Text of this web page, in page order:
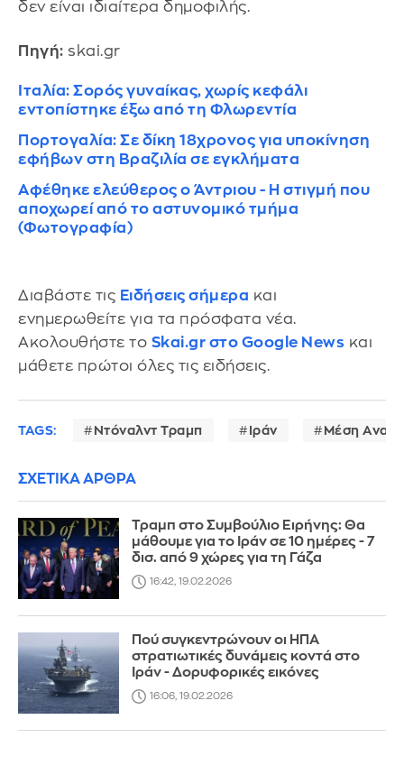
δεν είναι ιδιαίτερα δημοφιλής.
Πηγή: skai.gr
Ιταλία: Σορός γυναίκας, χωρίς κεφάλι
εντοπίστηκε έξω από τη Φλωρεντία
Πορτογαλία: Σε δίκη 18χρονος για υποκίνηση
εφήβων στη Βραζιλία σε εγκλήματα
Αφέθηκε ελεύθερος ο Άντριου - Η στιγμή που
αποχωρεί από το αστυνομικό τμήμα
(Φωτογραφία)
Διαβάστε τις Ειδήσεις σήμερα και
ενημερωθείτε για τα πρόσφατα νέα.
Ακολουθήστε το Skai.gr στο Google News και
μάθετε πρώτοι όλες τις ειδήσεις.
TAGS: Ντόναλντ Τραμπ Ιράν Μέση
ΣΧΕΤΙΚΑ ΑΡΘΡΑ
Τραμπ στο Συμβούλιο Ειρήνης: Θα
μάθουμε για το Ιράν σε 10 ημέρες - 7
δισ. από 9 χώρες για τη Γάζα
16:42, 19.02.2026
Πού συγκεντρώνουν οι ΗΠΑ
στρατιωτικές δυνάμεις κοντά στο
Ιράν - Δορυφορικές εικόνες
16:06, 19.02.2026